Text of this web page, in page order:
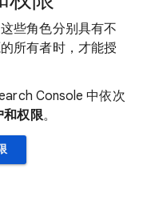
些角色分别具有不
所有者时，才能授
Console 中依次
和权限。